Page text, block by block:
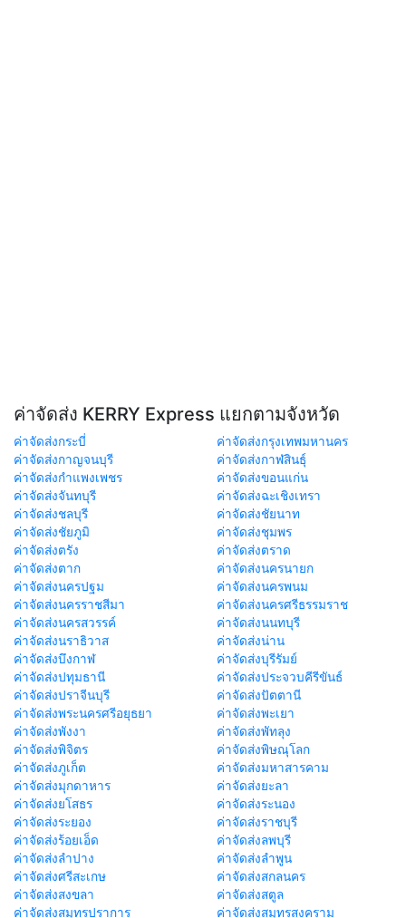
ค่าจัดส่ง KERRY Express แยกตามจังหวัด
ค่าจัดส่งกระบี่
ค่าจัดส่งกรุงเทพมหานคร
ค่าจัดส่งกาญจนบุรี
ค่าจัดส่งกาฬสินธุ์
ค่าจัดส่งกำแพงเพชร
ค่าจัดส่งขอนแก่น
ค่าจัดส่งจันทบุรี
ค่าจัดส่งฉะเชิงเทรา
ค่าจัดส่งชลบุรี
ค่าจัดส่งชัยนาท
ค่าจัดส่งชัยภูมิ
ค่าจัดส่งชุมพร
ค่าจัดส่งตรัง
ค่าจัดส่งตราด
ค่าจัดส่งตาก
ค่าจัดส่งนครนายก
ค่าจัดส่งนครปฐม
ค่าจัดส่งนครพนม
ค่าจัดส่งนครราชสีมา
ค่าจัดส่งนครศรีธรรมราช
ค่าจัดส่งนครสวรรค์
ค่าจัดส่งนนทบุรี
ค่าจัดส่งนราธิวาส
ค่าจัดส่งน่าน
ค่าจัดส่งบึงกาฬ
ค่าจัดส่งบุรีรัมย์
ค่าจัดส่งปทุมธานี
ค่าจัดส่งประจวบคีรีขันธ์
ค่าจัดส่งปราจีนบุรี
ค่าจัดส่งปัตตานี
ค่าจัดส่งพระนครศรีอยุธยา
ค่าจัดส่งพะเยา
ค่าจัดส่งพังงา
ค่าจัดส่งพัทลุง
ค่าจัดส่งพิจิตร
ค่าจัดส่งพิษณุโลก
ค่าจัดส่งภูเก็ต
ค่าจัดส่งมหาสารคาม
ค่าจัดส่งมุกดาหาร
ค่าจัดส่งยะลา
ค่าจัดส่งยโสธร
ค่าจัดส่งระนอง
ค่าจัดส่งระยอง
ค่าจัดส่งราชบุรี
ค่าจัดส่งร้อยเอ็ด
ค่าจัดส่งลพบุรี
ค่าจัดส่งลำปาง
ค่าจัดส่งลำพูน
ค่าจัดส่งศรีสะเกษ
ค่าจัดส่งสกลนคร
ค่าจัดส่งสงขลา
ค่าจัดส่งสตูล
ค่าจัดส่งสมุทรปราการ
ค่าจัดส่งสมุทรสงคราม